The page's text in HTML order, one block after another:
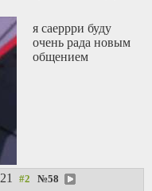
я саеррри буду
очень рада новым
общением
№58